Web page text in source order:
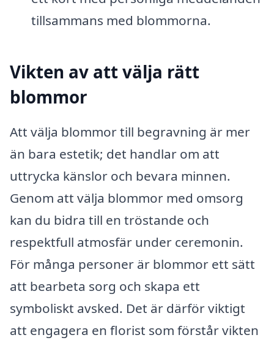
tillsammans med blommorna.
Vikten av att välja rätt
blommor
Att välja blommor till begravning är mer
än bara estetik; det handlar om att
uttrycka känslor och bevara minnen.
Genom att välja blommor med omsorg
kan du bidra till en tröstande och
respektfull atmosfär under ceremonin.
För många personer är blommor ett sätt
att bearbeta sorg och skapa ett
symboliskt avsked. Det är därför viktigt
att engagera en florist som förstår vikten